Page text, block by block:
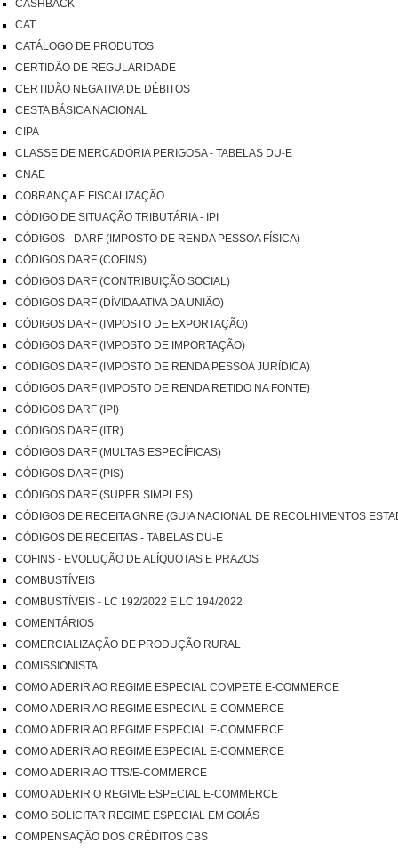
CASHBACK
CAT
CATÁLOGO DE PRODUTOS
CERTIDÃO DE REGULARIDADE
CERTIDÃO NEGATIVA DE DÉBITOS
CESTA BÁSICA NACIONAL
CIPA
CLASSE DE MERCADORIA PERIGOSA - TABELAS DU-E
CNAE
COBRANÇA E FISCALIZAÇÃO
CÓDIGO DE SITUAÇÃO TRIBUTÁRIA - IPI
CÓDIGOS - DARF (IMPOSTO DE RENDA PESSOA FÍSICA)
CÓDIGOS DARF (COFINS)
CÓDIGOS DARF (CONTRIBUIÇÃO SOCIAL)
CÓDIGOS DARF (DÍVIDA ATIVA DA UNIÃO)
CÓDIGOS DARF (IMPOSTO DE EXPORTAÇÃO)
CÓDIGOS DARF (IMPOSTO DE IMPORTAÇÃO)
CÓDIGOS DARF (IMPOSTO DE RENDA PESSOA JURÍDICA)
CÓDIGOS DARF (IMPOSTO DE RENDA RETIDO NA FONTE)
CÓDIGOS DARF (IPI)
CÓDIGOS DARF (ITR)
CÓDIGOS DARF (MULTAS ESPECÍFICAS)
CÓDIGOS DARF (PIS)
CÓDIGOS DARF (SUPER SIMPLES)
CÓDIGOS DE RECEITA GNRE (GUIA NACIONAL DE RECOLHIMENTOS
CÓDIGOS DE RECEITAS - TABELAS DU-E
COFINS - EVOLUÇÃO DE ALÍQUOTAS E PRAZOS
COMBUSTÍVEIS
COMBUSTÍVEIS - LC 192/2022 E LC 194/2022
COMENTÁRIOS
COMERCIALIZAÇÃO DE PRODUÇÃO RURAL
COMISSIONISTA
COMO ADERIR AO REGIME ESPECIAL COMPETE E-COMMERCE
COMO ADERIR AO REGIME ESPECIAL E-COMMERCE
COMO ADERIR AO REGIME ESPECIAL E-COMMERCE
COMO ADERIR AO REGIME ESPECIAL E-COMMERCE
COMO ADERIR AO TTS/E-COMMERCE
COMO ADERIR O REGIME ESPECIAL E-COMMERCE
COMO SOLICITAR REGIME ESPECIAL EM GOIÁS
COMPENSAÇÃO DOS CRÉDITOS CBS